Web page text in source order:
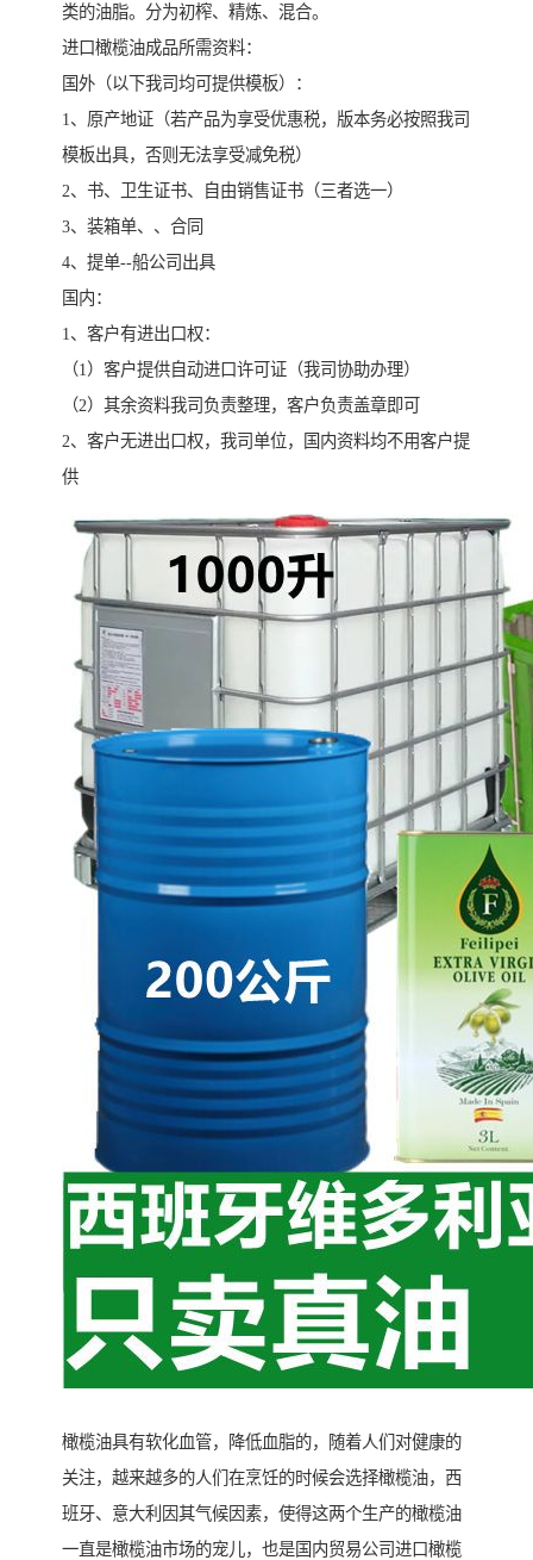
类的油脂。分为初榨、精炼、混合。
进口橄榄油成品所需资料：
国外（以下我司均可提供模板）：
1、原产地证（若产品为享受优惠税，版本务必按照我司
模板出具，否则无法享受减免税）
2、书、卫生证书、自由销售证书（三者选一）
3、装箱单、、合同
4、提单--船公司出具
国内：
1、客户有进出口权：
（1）客户提供自动进口许可证（我司协助办理）
（2）其余资料我司负责整理，客户负责盖章即可
2、客户无进出口权，我司单位，国内资料均不用客户提
供
橄榄油具有软化血管，降低血脂的，随着人们对健康的
关注，越来越多的人们在烹饪的时候会选择橄榄油，西
班牙、意大利因其气候因素，使得这两个生产的橄榄油
一直是橄榄油市场的宠儿，也是国内贸易公司进口橄榄